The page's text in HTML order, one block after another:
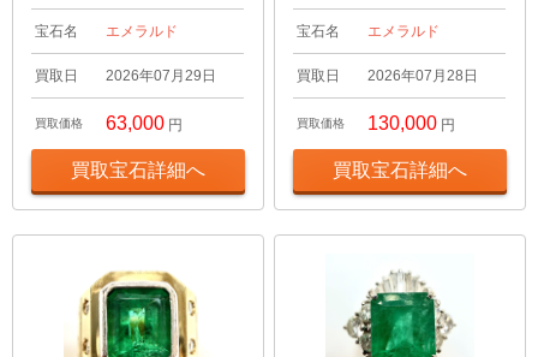
宝石名 エメラルド
買取日 2026年07月29日
買取価格 63,000 円
買取宝石詳細へ
宝石名 エメラルド
買取日 2026年07月28日
買取価格 130,000 円
買取宝石詳細へ